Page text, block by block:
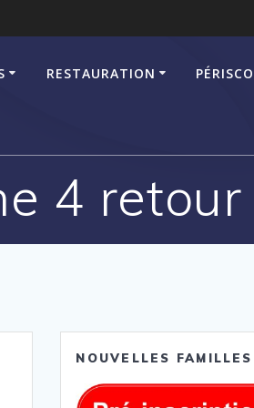
RESTAURATION
4 retour
NOUVELLES FAMILLES